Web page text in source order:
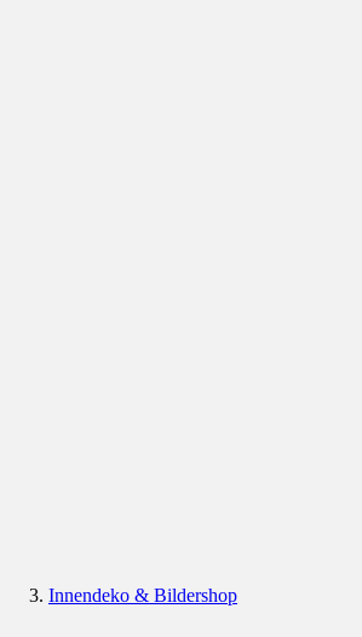
Innendeko & Bildershop